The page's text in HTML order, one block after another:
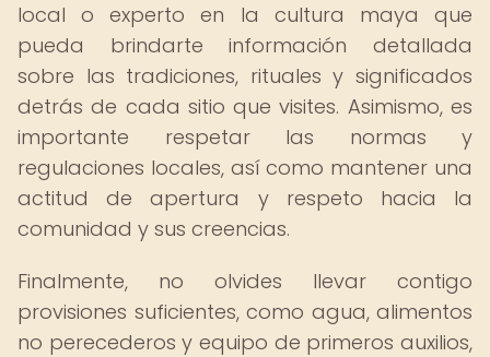
local o experto en la cultura maya que
pueda brindarte información detallada
sobre las tradiciones, rituales y significados
detrás de cada sitio que visites. Asimismo, es
importante respetar las normas y
regulaciones locales, así como mantener una
actitud de apertura y respeto hacia la
comunidad y sus creencias.
Finalmente, no olvides llevar contigo
provisiones suficientes, como agua, alimentos
no perecederos y equipo de primeros auxilios,